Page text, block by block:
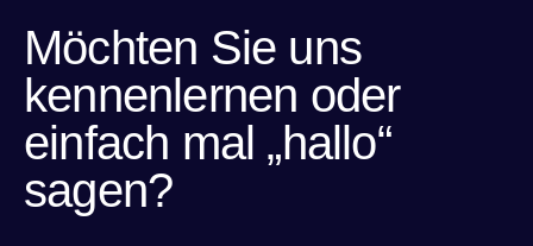
Möchten Sie uns
kennenlernen oder
einfach mal „hallo“
sagen?